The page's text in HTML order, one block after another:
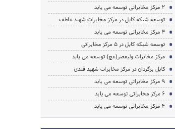
2 مرکز مخابراتی توسعه می یابد
توسعه شبکه کابل در مرکز مخابرات شهید عاطف
3 مرکز مخابراتی توسعه می یابد
توسعه شبکه کابل در 5 مرکز مخابراتی
مرکز مخابرات ولیعصر(عج) توسعه می یابد
کابل برگردان در مرکز مخابرات شهید قندی
9 مرکز مخابراتی توسعه می یابد
6 مرکز مخابراتی توسعه می یابد
4 مرکز مخابراتی توسعه می یابد